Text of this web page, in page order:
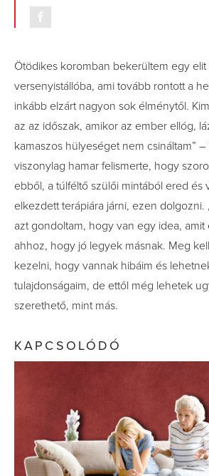
Ötödikes koromban bekerültem egy elit
versenyistállóba, ami tovább rontott a
inkább elzárt nagyon sok élménytől.
az az időszak, amikor az ember ellóg,
kamaszos hülyeséget nem csináltam”
viszonylag hamar felismerte, hogy
ebből, a túlféltő szülői mintából ered és
elkezdett terápiára járni, ezen dolgozni.
azt gondoltam, hogy van egy idea, amit
ahhoz, hogy jó legyek másnak. Meg
kezelni, hogy vannak hibáim és
tulajdonságaim, de ettől még lehetek
szerethető, mint más.
KAPCSOLÓDÓ